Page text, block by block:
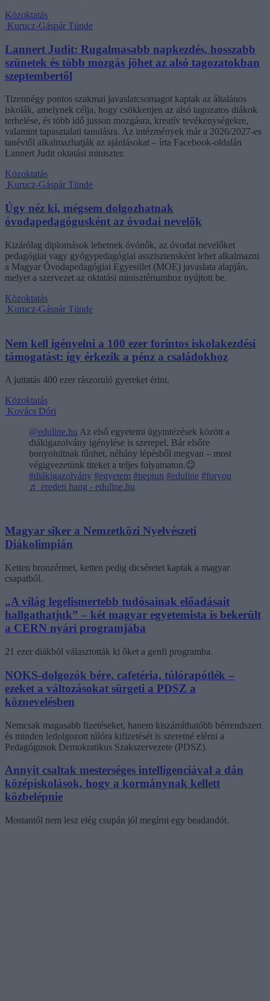
Közoktatás
Kurucz-Gáspár Tünde
Lannert Judit: Rugalmasabb napkezdés, hosszabb
szünetek és több mozgás jöhet az alsó tagozatokban
szeptembertől
Tizennégy pontos szakmai javaslatcsomagot kaptak az általános
iskolák, amelynek célja, hogy csökkenjen az alsó tagozatos diákok
terhelése, és több idő jusson mozgásra, kreatív tevékenységekre,
valamint tapasztalati tanulásra. Az intézmények már a 2026/2027-es
tanévtől alkalmazhatják az ajánlásokat – írta Facebook-oldalán
Lannert Judit oktatási miniszter.
Közoktatás
Kurucz-Gáspár Tünde
Úgy néz ki, mégsem dolgozhatnak
óvodapedagógusként az óvodai nevelők
Kizárólag diplomások lehetnek óvónők, az óvodai nevelőket
pedagógiai vagy gyógypedagógiai asszisztensként lehet alkalmazni
a Magyar Óvodapedagógiai Egyesület (MOE) javaslata alapján,
melyet a szervezet az oktatási minisztériumhoz nyújtott be.
Közoktatás
Kurucz-Gáspár Tünde
Nem kell igényelni a 100 ezer forintos iskolakezdési
támogatást: így érkezik a pénz a családokhoz
A juttatás 400 ezer rászoruló gyereket érint.
Közoktatás
Kovács Dóri
@eduline.hu Az első egyetemi ügyintézések között a
diákigazolvány igénylése is szerepel. Bár elsőre
bonyolultnak tűnhet, néhány lépésből megvan – most
végigvezetünk titeket a teljes folyamaton.😉
#diákigazolvány #egyetem #neptun #eduline #foryou
♬ eredeti hang - eduline.hu
Magyar siker a Nemzetközi Nyelvészeti
Diákolimpián
Ketten bronzérmet, ketten pedig dicséretet kaptak a magyar
csapatból.
„A világ legelismertebb tudósainak előadásait
hallgathatjuk” – két magyar egyetemista is bekerült
a CERN nyári programjába
21 ezer diákból választották ki őket a genfi programba.
NOKS-dolgozók bére, cafetéria, túlórapótlék –
ezeket a változásokat sürgeti a PDSZ a
köznevelésben
Nemcsak magasabb fizetéseket, hanem kiszámíthatóbb bérrendszert
és minden ledolgozott túlóra kifizetését is szeretné elérni a
Pedagógusok Demokratikus Szakszervezete (PDSZ).
Annyit csaltak mesterséges intelligenciával a dán
középiskolások, hogy a kormánynak kellett
közbelépnie
Mostantól nem lesz elég csupán jól megírni egy beadandót.